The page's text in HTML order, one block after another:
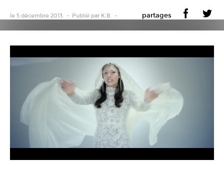
le 5 décembre 2013 Publiépar K.B partages